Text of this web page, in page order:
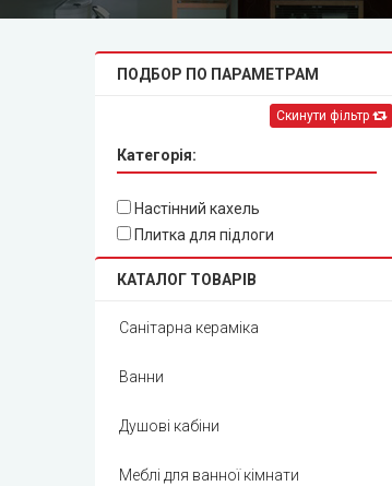
ПОДБОР ПО ПАРАМЕТРАМ
Скинути фільтр
Категорія:
Настінний кахель
Плитка для підлоги
КАТАЛОГ ТОВАРІВ
Санітарна кераміка
Ванни
Душові кабіни
Меблі для ванної кімнати